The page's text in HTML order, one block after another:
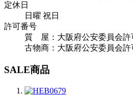
定休日
日曜 祝日
許可番号
質 屋：大阪府公安委員会許
古物商：大阪府公安委員会許
SALE商品